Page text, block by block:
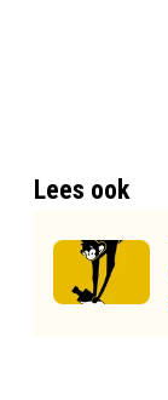
Lees ook